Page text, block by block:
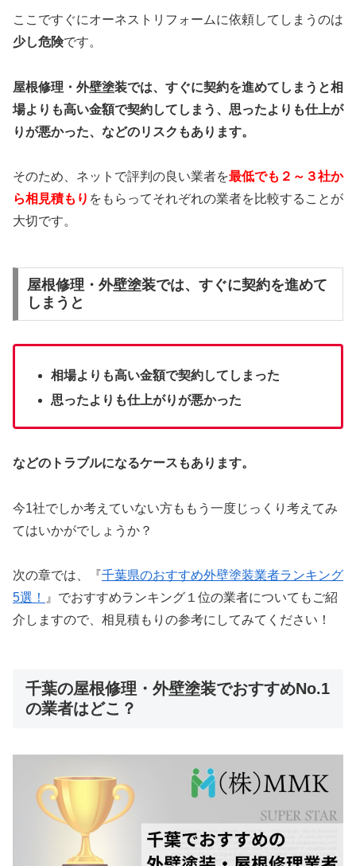
ここですぐにオーネストリフォームに依頼してしまうのは
少し危険です。
屋根修理・外壁塗装では、すぐに契約を進めてしまうと相
場よりも高い金額で契約してしまう、思ったよりも仕上が
りが悪かった、などのリスクもあります。
そのため、ネットで評判の良い業者を最低でも２～３社か
ら相見積もり をもらってそれぞれの業者を比較することが
大切です。
屋根修理・外壁塗装では、すぐに契約を進めて
しまうと
相場よりも高い金額で契約してしまった
思ったよりも仕上がりが悪かった
などのトラブルになるケースもあります。
今1社でしか考えていない方ももう一度じっくり考えてみ
てはいかがでしょうか？
次の章では、『 千葉県のおすすめ外壁塗装業者ランキング
5選！ 』 でおすすめランキング１位の業者についてもご紹
介しますので、相見積もりの参考にしてみてください！
千葉の屋根修理・外壁塗装でおすすめNo.1
の業者はどこ？